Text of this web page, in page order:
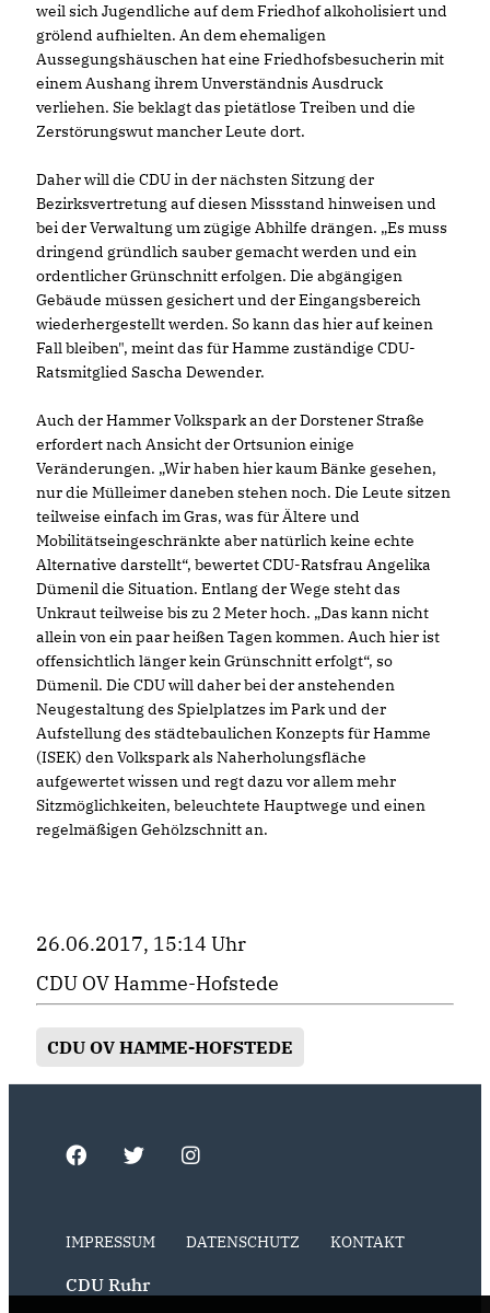
weil sich Jugendliche auf dem Friedhof alkoholisiert und
grölend aufhielten. An dem ehemaligen
Aussegungshäuschen hat eine Friedhofsbesucherin mit
einem Aushang ihrem Unverständnis Ausdruck
verliehen. Sie beklagt das pietätlose Treiben und die
Zerstörungswut mancher Leute dort.
Daher will die CDU in der nächsten Sitzung der
Bezirksvertretung auf diesen Missstand hinweisen und
bei der Verwaltung um zügige Abhilfe drängen. „Es muss
dringend gründlich sauber gemacht werden und ein
ordentlicher Grünschnitt erfolgen. Die abgängigen
Gebäude müssen gesichert und der Eingangsbereich
wiederhergestellt werden. So kann das hier auf keinen
Fall bleiben", meint das für Hamme zuständige CDU-
Ratsmitglied Sascha Dewender.
Auch der Hammer Volkspark an der Dorstener Straße
erfordert nach Ansicht der Ortsunion einige
Veränderungen. „Wir haben hier kaum Bänke gesehen,
nur die Mülleimer daneben stehen noch. Die Leute sitzen
teilweise einfach im Gras, was für Ältere und
Mobilitätseingeschränkte aber natürlich keine echte
Alternative darstellt“, bewertet CDU-Ratsfrau Angelika
Dümenil die Situation. Entlang der Wege steht das
Unkraut teilweise bis zu 2 Meter hoch. „Das kann nicht
allein von ein paar heißen Tagen kommen. Auch hier ist
offensichtlich länger kein Grünschnitt erfolgt“, so
Dümenil. Die CDU will daher bei der anstehenden
Neugestaltung des Spielplatzes im Park und der
Aufstellung des städtebaulichen Konzepts für Hamme
(ISEK) den Volkspark als Naherholungsfläche
aufgewertet wissen und regt dazu vor allem mehr
Sitzmöglichkeiten, beleuchtete Hauptwege und einen
regelmäßigen Gehölzschnitt an.
26.06.2017, 15:14 Uhr
CDU OV Hamme-Hofstede
CDU OV HAMME-HOFSTEDE
IMPRESSUM DATENSCHUTZ KONTAKT
CDU Ruhr